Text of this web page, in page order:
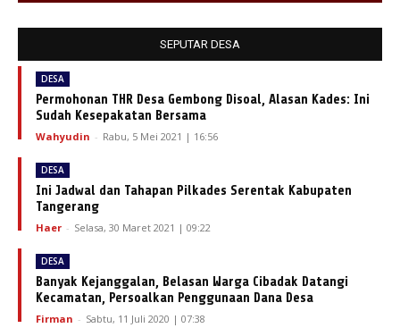
SEPUTAR DESA
DESA
Permohonan THR Desa Gembong Disoal, Alasan Kades: Ini
Sudah Kesepakatan Bersama
Wahyudin - Rabu, 5 Mei 2021 | 16:56
DESA
Ini Jadwal dan Tahapan Pilkades Serentak Kabupaten
Tangerang
Haer - Selasa, 30 Maret 2021 | 09:22
DESA
Banyak Kejanggalan, Belasan Warga Cibadak Datangi
Kecamatan, Persoalkan Penggunaan Dana Desa
Firman - Sabtu, 11 Juli 2020 | 07:38